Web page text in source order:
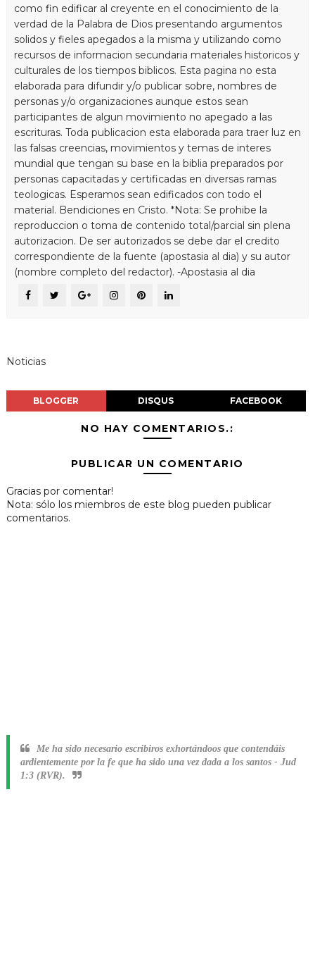
como fin edificar al creyente en el conocimiento de la
verdad de la Palabra de Dios presentando argumentos
solidos y fieles apegados a la misma y utilizando como
recursos de informacion secundaria materiales historicos y
culturales de los tiempos biblicos. Esta pagina no esta
elaborada para difundir y/o publicar sobre, nombres de
personas y/o organizaciones aunque estos sean
participantes de algun movimiento no apegado a las
escrituras. Toda publicacion esta elaborada para traer luz en
las falsas creencias, movimientos y temas de interes
mundial que tengan su base en la biblia preparados por
personas capacitadas y certificadas en diversas ramas
teologicas. Esperamos sean edificados con todo el
material. Bendiciones en Cristo. *Nota: Se prohibe la
reproduccion o toma de contenido total/parcial sin plena
autorizacion. De ser autorizados se debe dar el credito
correspondiente de la fuente (apostasia al dia) y su autor
(nombre completo del redactor). -Apostasia al dia
Noticias
BLOGGER DISQUS FACEBOOK
NO HAY COMENTARIOS.:
PUBLICAR UN COMENTARIO
Gracias por comentar!
Nota: sólo los miembros de este blog pueden publicar
comentarios.
Me ha sido necesario escribiros exhortándoos que contendáis
ardientemente por la fe que ha sido una vez dada a los santos - Jud
1:3 (RVR).